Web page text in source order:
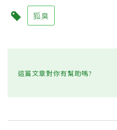
狐臭
這篇文章對你有幫助嗎?